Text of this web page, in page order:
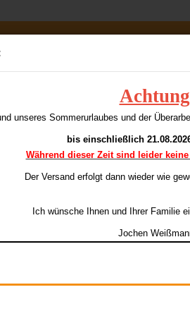
unseres Sommerurlaubes und der
bis einschließlich
Während dieser Zeit sind leider
Der Versand erfolgt dann wieder wie
Ich wünsche Ihnen und Ihrer Familie
Jochen
Ultra G2 Flights
Kategorie